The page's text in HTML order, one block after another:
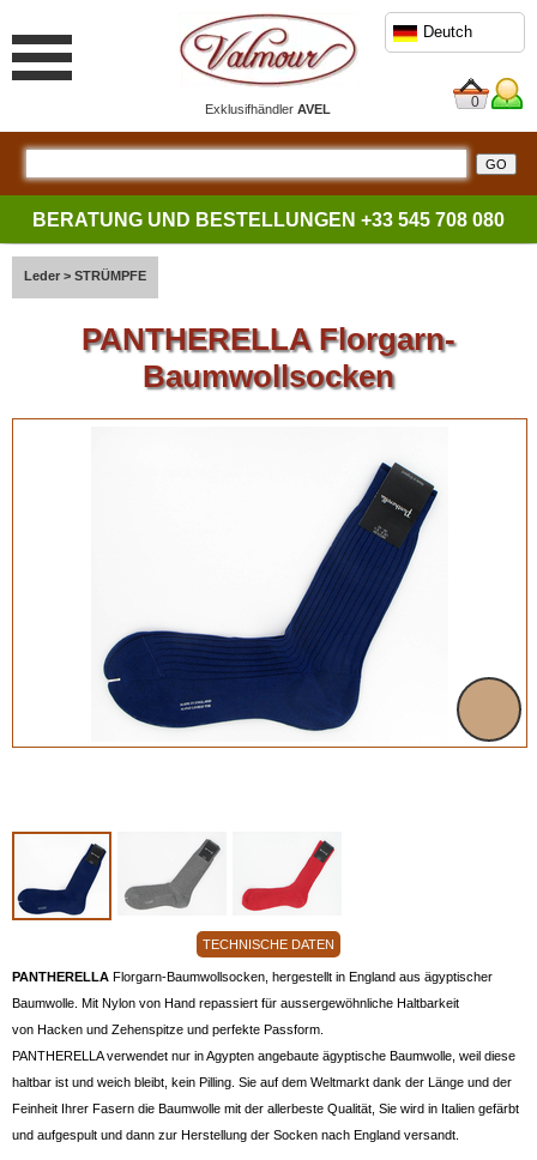
ExklusifhändlerAVEL
Deutch
0
BERATUNG UND BESTELLUNGEN +33 545 708 080
Leder > STRÜMPFE
PANTHERELLA Florgarn-
Baumwollsocken
TECHNISCHE DATEN
PANTHERELLA Florgarn-Baumwollsocken, hergestellt in England aus ägyptischer
Baumwolle. Mit Nylon von Hand repassiert für aussergewöhnliche Haltbarkeit
von Hacken und Zehenspitze und perfekte Passform.
PANTHERELLA verwendet nur in Agypten angebaute ägyptische Baumwolle, weil diese
haltbar ist und weich bleibt, kein Pilling. Sie auf dem Weltmarkt dank der Länge und der
Feinheit Ihrer Fasern die Baumwolle mit der allerbeste Qualität, Sie wird in Italien gefärbt
und aufgespult und dann zur Herstellung der Socken nach England versandt.